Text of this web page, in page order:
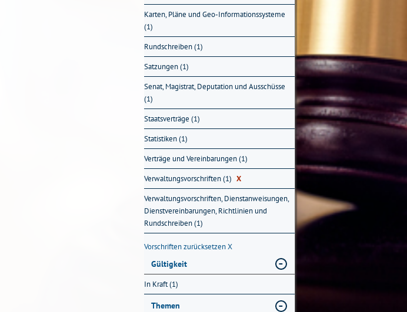
Karten, Pläne und Geo-Informationssysteme
(1)
Rundschreiben (1)
Satzungen (1)
Senat, Magistrat, Deputation und Ausschüsse
(1)
Staatsverträge (1)
Statistiken (1)
Verträge und Vereinbarungen (1)
Verwaltungsvorschriften (1) X
Verwaltungsvorschriften, Dienstanweisungen,
Dienstvereinbarungen, Richtlinien und
Rundschreiben (1)
Vorschriften zurücksetzenX
Gültigkeit
In Kraft (1)
Themen